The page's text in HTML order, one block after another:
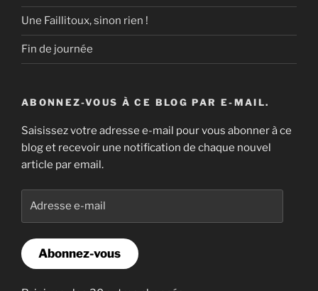
Une Faillitoux, sinon rien !
Fin de journée
ABONNEZ-VOUS À CE BLOG PAR E-MAIL.
Saisissez votre adresse e-mail pour vous abonner à ce
blog et recevoir une notification de chaque nouvel
article par email.
Abonnez-vous